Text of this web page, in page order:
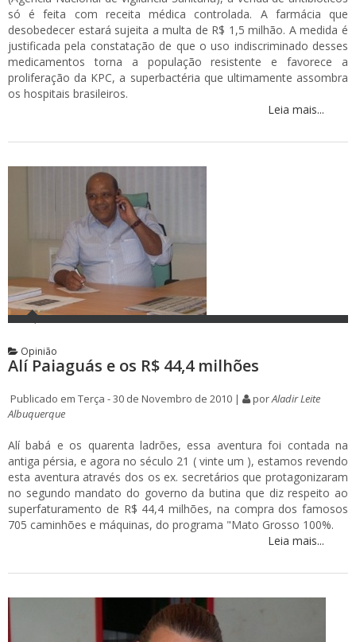
só é feita com receita médica controlada. A farmácia que
desobedecer estará sujeita a multa de R$ 1,5 milhão. A medida é
justificada pela constatação de que o uso indiscriminado desses
medicamentos torna a população resistente e favorece a
proliferação da KPC, a superbactéria que ultimamente assombra
os hospitais brasileiros.
Leia mais...
Opinião
Alí Paiaguás e os R$ 44,4 milhões
Publicado em Terça - 30 de Novembro de 2010 | porAladir Leite
Albuquerque
Alí babá e os quarenta ladrões, essa aventura foi contada na
antiga pérsia, e agora no século 21 ( vinte um ), estamos revendo
esta aventura através dos os ex. secretários que protagonizaram
no segundo mandato do governo da butina que diz respeito ao
superfaturamento de R$ 44,4 milhões, na compra dos famosos
705 caminhões e máquinas, do programa "Mato Grosso 100%.
Leia mais...